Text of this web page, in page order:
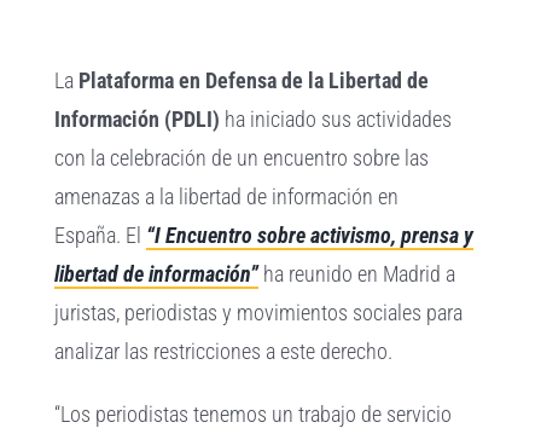
La Plataforma en Defensa de la Libertad de
Información (PDLI) ha iniciado sus actividades
con la celebración de un encuentro sobre las
amenazas a la libertad de información en
España. El “I Encuentro sobre activismo, prensa y
libertad de información”ha reunido en Madrid a
juristas, periodistas y movimientos sociales para
analizar las restricciones a este derecho.
“Los periodistas tenemos un trabajo de servicio